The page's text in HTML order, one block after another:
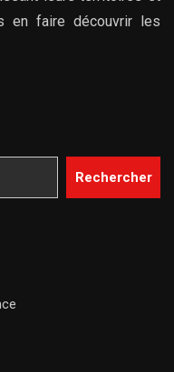
en faire découvrir les
Rechercher